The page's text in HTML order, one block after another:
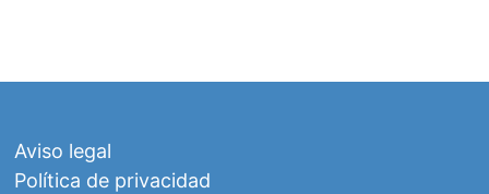
Aviso legal
Política de privacidad